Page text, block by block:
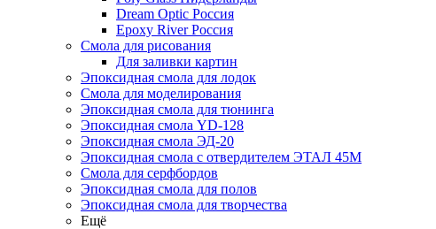
Dream Optic Россия
Epoxy River Россия
Смола для рисования
Для заливки картин
Эпоксидная смола для лодок
Смола для моделирования
Эпоксидная смола для тюнинга
Эпоксидная смола YD-128
Эпоксидная смола ЭД-20
Эпоксидная смола с отвердителем ЭТАЛ 45М
Смола для серфбордов
Эпоксидная смола для полов
Эпоксидная смола для творчества
Ещё